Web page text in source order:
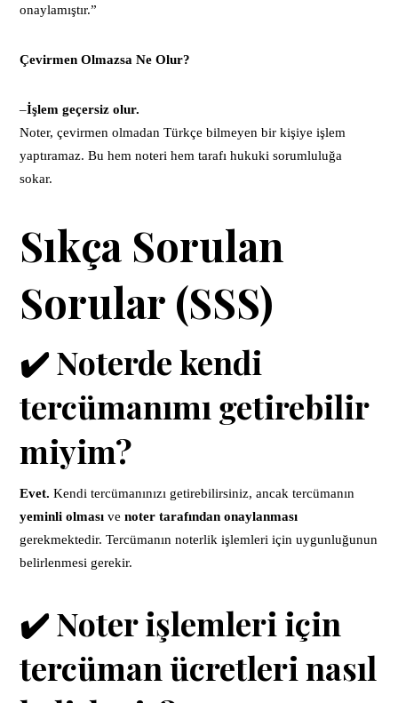
onaylamıştır.”
Çevirmen Olmazsa Ne Olur?
–İşlem geçersiz olur.
Noter, çevirmen olmadan Türkçe bilmeyen bir kişiye işlem
yaptıramaz. Bu hem noteri hem tarafı hukuki sorumluluğa
sokar.
Sıkça Sorulan
Sorular (SSS)
✔️ Noterde kendi
tercümanımı getirebilir
miyim?
Evet. Kendi tercümanınızı getirebilirsiniz, ancak tercümanın
yeminli olması venoter tarafından onaylanması
gerekmektedir. Tercümanın noterlik işlemleri için uygunluğunun
belirlenmesi gerekir.
✔️ Noter işlemleri için
tercüman ücretleri nasıl